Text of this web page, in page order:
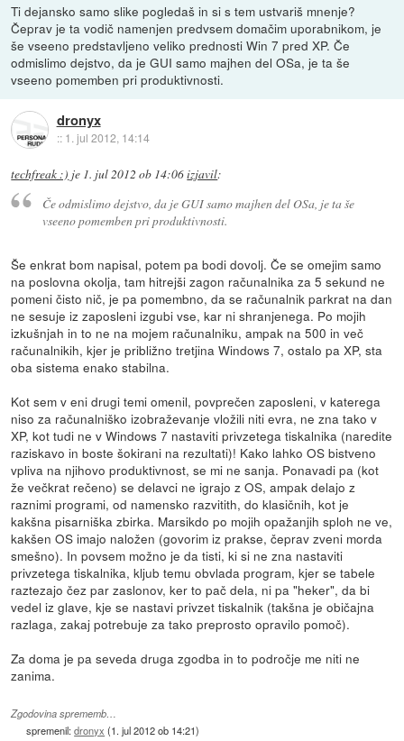
Ti dejansko samo slike pogledaš in si s tem ustvariš mnenje?
Čeprav je ta vodič namenjen predvsem domačim uporabnikom, je
še vseeno predstavljeno veliko prednosti Win 7 pred XP. Če
odmislimo dejstvo, da je GUI samo majhen del OSa, je ta še
vseeno pomemben pri produktivnosti.
dronyx
:: 1. jul 2012, 14:14
techfreak :) je 1. jul 2012 ob 14:06izjavil:
Če odmislimo dejstvo, da je GUI samo majhen del OSa, je ta še
vseeno pomemben pri produktivnosti.
Še enkrat bom napisal, potem pa bodi dovolj. Če se omejim samo
na poslovna okolja, tam hitrejši zagon računalnika za 5 sekund ne
pomeni čisto nič, je pa pomembno, da se računalnik parkrat na dan
ne sesuje iz zaposleni izgubi vse, kar ni shranjenega. Po mojih
izkušnjah in to ne na mojem računalniku, ampak na 500 in več
računalnikih, kjer je približno tretjina Windows 7, ostalo pa XP, sta
oba sistema enako stabilna.
Kot sem v eni drugi temi omenil, povprečen zaposleni, v katerega
niso za računalniško izobraževanje vložili niti evra, ne zna tako v
XP, kot tudi ne v Windows 7 nastaviti privzetega tiskalnika (naredite
raziskavo in boste šokirani na rezultati)! Kako lahko OS bistveno
vpliva na njihovo produktivnost, se mi ne sanja. Ponavadi pa (kot
že večkrat rečeno) se delavci ne igrajo z OS, ampak delajo z
raznimi programi, od namensko razvitith, do klasičnih, kot je
kakšna pisarniška zbirka. Marsikdo po mojih opažanjih sploh ne ve,
kakšen OS imajo naložen (govorim iz prakse, čeprav zveni morda
smešno). In povsem možno je da tisti, ki si ne zna nastaviti
privzetega tiskalnika, kljub temu obvlada program, kjer se tabele
raztezajo čez par zaslonov, ker to pač dela, ni pa "heker", da bi
vedel iz glave, kje se nastavi privzet tiskalnik (takšna je običajna
razlaga, zakaj potrebuje za tako preprosto opravilo pomoč).
Za doma je pa seveda druga zgodba in to področje me niti ne
zanima.
Zgodovina sprememb…
spremenil:dronyx (1. jul 2012 ob 14:21)